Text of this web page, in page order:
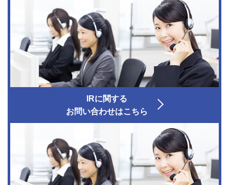
IRに関する
お問い合わせはこちら